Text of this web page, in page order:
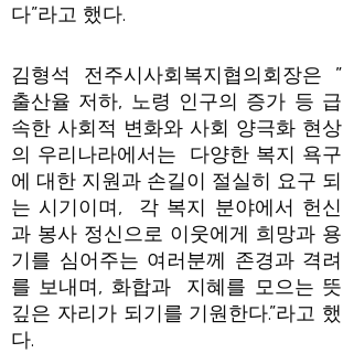
다”라고 했다.
김형석 전주시사회복지협의회장은 ”
출산율 저하, 노령 인구의 증가 등 급
속한 사회적 변화와 사회 양극화 현상
의 우리나라에서는 다양한 복지 욕구
에 대한 지원과 손길이 절실히 요구 되
는 시기이며, 각 복지 분야에서 헌신
과 봉사 정신으로 이웃에게 희망과 용
기를 심어주는 여러분께 존경과 격려
를 보내며, 화합과 지혜를 모으는 뜻
깊은 자리가 되기를 기원한다.”라고 했
다.